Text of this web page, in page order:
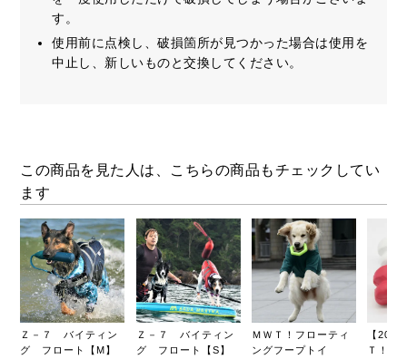
す。
使用前に点検し、破損箇所が見つかった場合は使用を
中止し、新しいものと交換してください。
この商品を見た人は、こちらの商品もチェックしてい
ます
Ｚ－７ バイティン
グ フロート【M】
Ｚ－７ バイティン
グ フロート【S】
ＭＷＴ！フローティ
ングフープトイ
【
Ｔ！フ